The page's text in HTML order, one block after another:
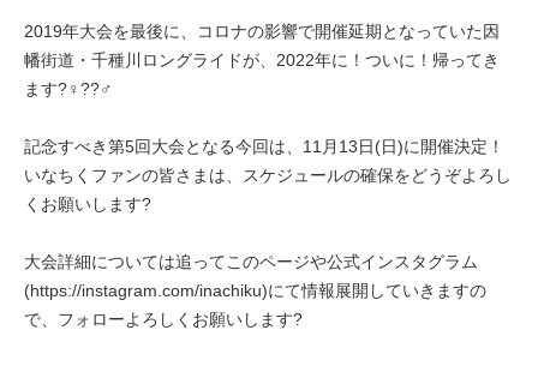
2019年大会を最後に、コロナの影響で開催延期となっていた因
幡街道・千種川ロングライドが、2022年に！ついに！帰ってき
ます?‍♀️??‍♂️
記念すべき第5回大会となる今回は、11月13日(日)に開催決定！
いなちくファンの皆さまは、スケジュールの確保をどうぞよろし
くお願いします?
大会詳細については追ってこのページや公式インスタグラム
(https://instagram.com/inachiku)にて情報展開していきますの
で、フォローよろしくお願いします?